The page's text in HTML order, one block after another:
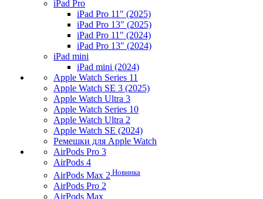
iPad Pro
iPad Pro 11" (2025)
iPad Pro 13" (2025)
iPad Pro 11" (2024)
iPad Pro 13" (2024)
iPad mini
iPad mini (2024)
Apple Watch Series 11
Apple Watch SE 3 (2025)
Apple Watch Ultra 3
Apple Watch Series 10
Apple Watch Ultra 2
Apple Watch SE (2024)
Ремешки для Apple Watch
AirPods Pro 3
AirPods 4
AirPods Max 2 Новинка
AirPods Pro 2
AirPods Max